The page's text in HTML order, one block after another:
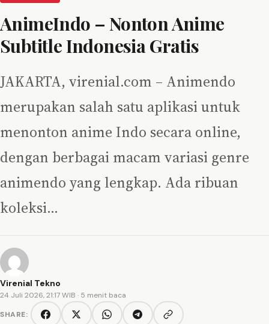
AnimeIndo – Nonton Anime
Subtitle Indonesia Gratis
JAKARTA, virenial.com – Animendo
merupakan salah satu aplikasi untuk
menonton anime Indo secara online,
dengan berbagai macam variasi genre
animendo yang lengkap. Ada ribuan
koleksi…
Virenial Tekno
24 Juli 2026, 21:17 WIB · 5 menit baca
SHARE:
FacebookTwitter/XWhatsAppTelegramCopy link